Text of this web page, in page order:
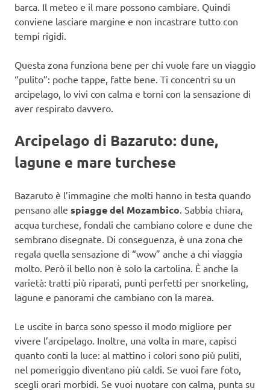
barca. Il meteo e il mare possono cambiare. Quindi
conviene lasciare margine e non incastrare tutto con
tempi rigidi.
Questa zona funziona bene per chi vuole fare un viaggio
“pulito”: poche tappe, fatte bene. Ti concentri su un
arcipelago, lo vivi con calma e torni con la sensazione di
aver respirato davvero.
Arcipelago di Bazaruto: dune,
lagune e mare turchese
Bazaruto è l’immagine che molti hanno in testa quando
pensano alle spiagge del Mozambico. Sabbia chiara,
acqua turchese, fondali che cambiano colore e dune che
sembrano disegnate. Di conseguenza, è una zona che
regala quella sensazione di “wow” anche a chi viaggia
molto. Però il bello non è solo la cartolina. È anche la
varietà: tratti più riparati, punti perfetti per snorkeling,
lagune e panorami che cambiano con la marea.
Le uscite in barca sono spesso il modo migliore per
vivere l’arcipelago. Inoltre, una volta in mare, capisci
quanto conti la luce: al mattino i colori sono più puliti,
nel pomeriggio diventano più caldi. Se vuoi fare foto,
scegli orari morbidi. Se vuoi nuotare con calma, punta su